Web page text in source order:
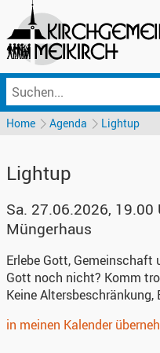
Home Agenda Lightup
Lightup
Sa. 27.06.2026, 19.00
Müngerhaus
Erlebe Gott, Gemeinschaft
Gott noch nicht? Komm
Keine
in meinen Kalender